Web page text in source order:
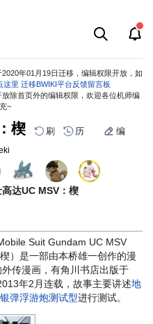
2020年01月19日迁移，编辑权限开放，如
这里 迁移BWIKI平台反馈留言板
除首页外的编辑权限，欢迎各位机师编
~
楔 刷 历 编
达UC MSV：楔
Suit Gundam UC MSV
）是一部由本桥雄一创作的漫
外传漫画，有角川书店出版于
年2月连载，故事主要讲述地
弹浮游炮测试型进行测试。